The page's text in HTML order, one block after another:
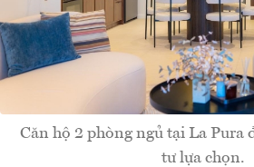
Căn hộ 2 phòng ngủ tại La Pura
tư lựa chọn.